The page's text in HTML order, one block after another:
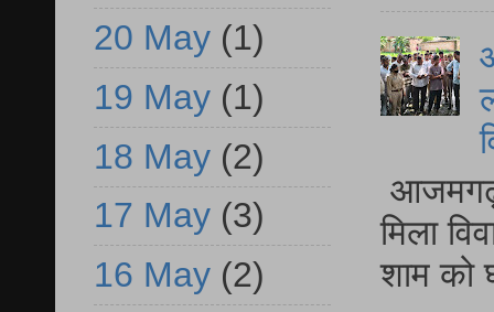
आजमगढ़
मिला
शाम को
20 May (1)
19 May (1)
18 May (2)
17 May (3)
16 May (2)